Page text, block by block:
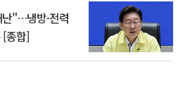
"…냉방·전력
[종합]